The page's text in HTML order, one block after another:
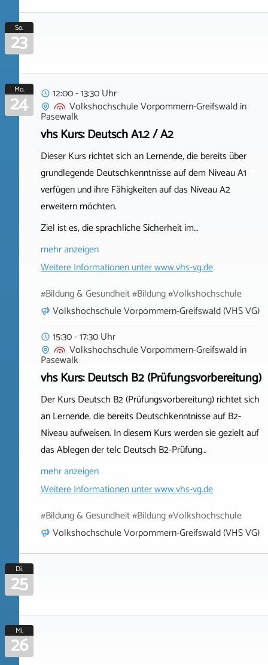
So.
23
Mo.
24
12:00 - 13:30 Uhr
Volkshochschule Vorpommern-Greifswaldin
Pasewalk
vhs Kurs: Deutsch A1.2 / A2
Dieser Kurs richtet sich an Lernende, die bereits über
grundlegende Deutschkenntnisse auf dem Niveau A1
verfügen und ihre Fähigkeiten auf das Niveau A2
erweitern möchten.
Ziel ist es, die sprachliche Sicherheit im…
mehr anzeigen
Weitere Informationen unterwww.vhs-vg.de
#Bildung & Gesundheit #Bildung #Volkshochschule
Volkshochschule Vorpommern-Greifswald (VHS VG)
15:30 - 17:30 Uhr
Volkshochschule Vorpommern-Greifswaldin
Pasewalk
vhs Kurs: Deutsch B2 (Prüfungsvorbereitung)
Der Kurs Deutsch B2 (Prüfungsvorbereitung) richtet sich
an Lernende, die bereits Deutschkenntnisse auf B2-
Niveau aufweisen. In diesem Kurs werden sie gezielt auf
das Ablegen der telc Deutsch B2-Prüfung…
mehr anzeigen
Weitere Informationen unterwww.vhs-vg.de
#Bildung & Gesundheit #Bildung #Volkshochschule
Volkshochschule Vorpommern-Greifswald (VHS VG)
Di.
25
Mi.
26